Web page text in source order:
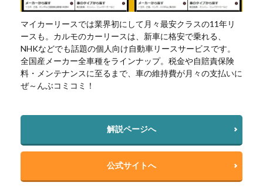
マイカーリースでは業界初にして月々最安クラスの11年リ
ースも。カルモのカーリースは、新車に格安で乗れる、
NHKなどでも話題の個人向け自動車リースサービスです。
全国産メーカー全車種をラインナップ。税金や自賠責保険
料・メンテナンスに至るまで、車の維持費が月々の支払いに
ぜ～んぶコミコミ！
解説ページへ
公式サイトへ